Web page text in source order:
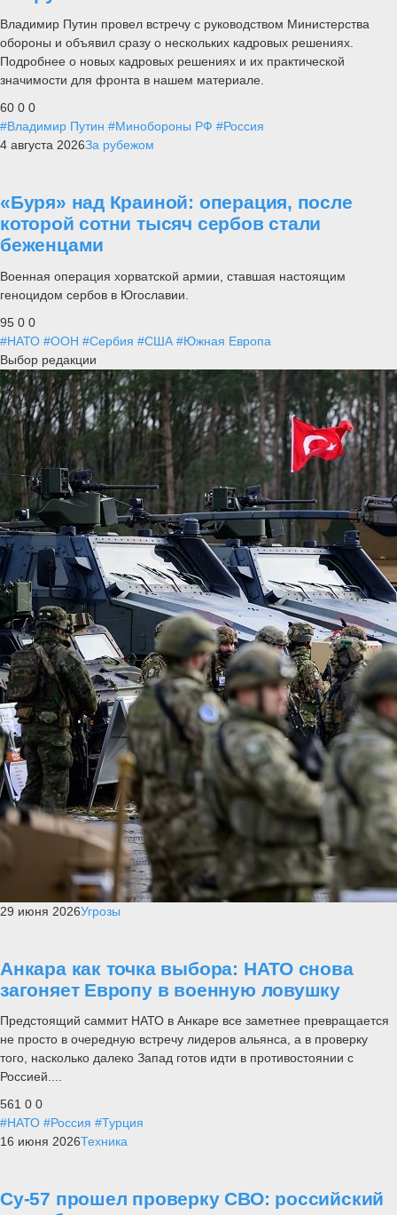
Владимир Путин провел встречу с руководством Министерства
обороны и объявил сразу о нескольких кадровых решениях.
Подробнее о новых кадровых решениях и их практической
значимости для фронта в нашем материале.
60 0 0
#Владимир Путин #Минобороны РФ #Россия
4 августа 2026За рубежом
«Буря» над Краиной: операция, после
которой сотни тысяч сербов стали
беженцами
Военная операция хорватской армии, ставшая настоящим
геноцидом сербов в Югославии.
95 0 0
#НАТО #ООН #Сербия #США #Южная Европа
Выбор редакции
29 июня 2026Угрозы
Анкара как точка выбора: НАТО снова
загоняет Европу в военную ловушку
Предстоящий саммит НАТО в Анкаре все заметнее превращается
не просто в очередную встречу лидеров альянса, а в проверку
того, насколько далеко Запад готов идти в противостоянии с
Россией....
561 0 0
#НАТО #Россия #Турция
16 июня 2026Техника
Су-57 прошел проверку СВО: российский